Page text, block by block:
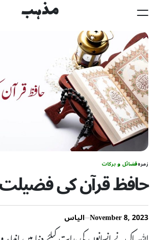
Skip
to
content
مذہب
زمرہفضائل و برکات
حافظ قرآن کی فضیلت
November 8, 2023 الیاس